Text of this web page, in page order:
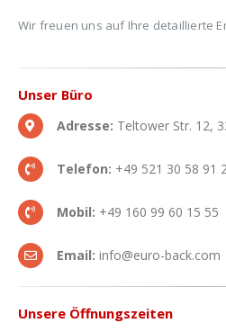
Wir freuen uns auf Ihre detaillierte
Unser Büro
Adresse: Teltower Str. 12,
Telefon: +49 521 30 58 91
Mobil: +49 160 99 60 15 55
Email: info@euro-back.com
Unsere Öffnungszeiten